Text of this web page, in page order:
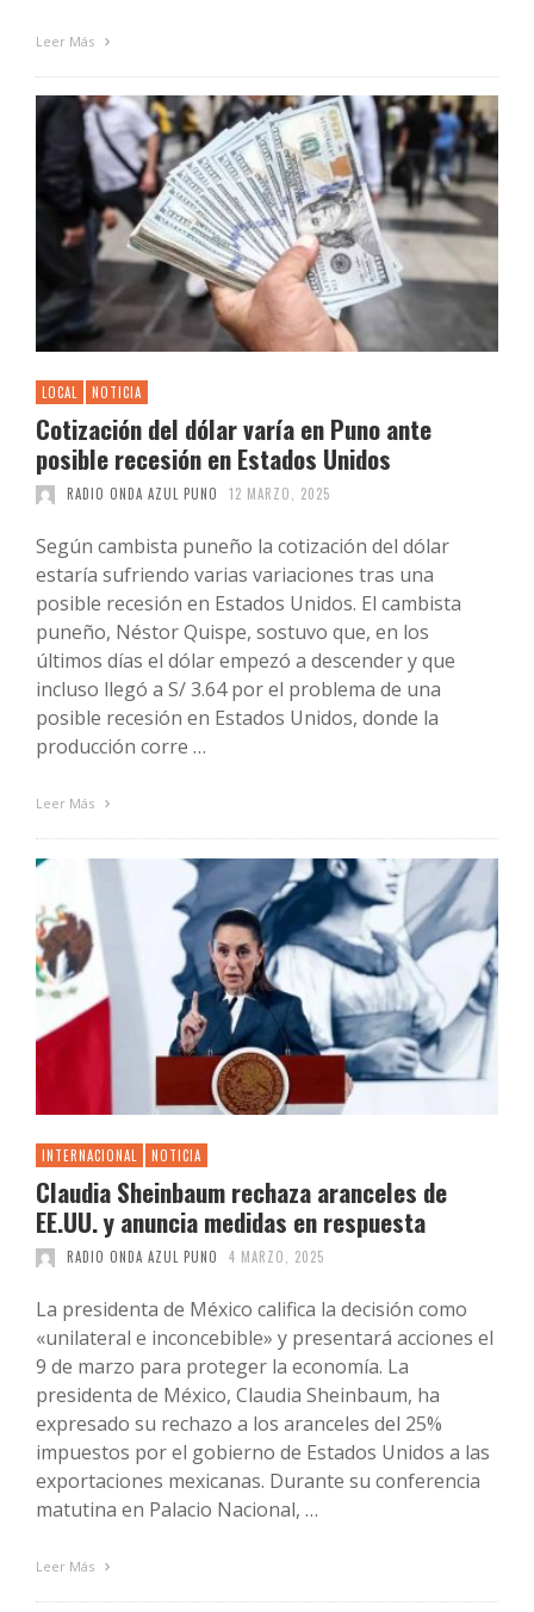
Leer Más
LOCAL NOTICIA
Cotización del dólar varía en Puno ante
posible recesión en Estados Unidos
RADIO ONDA AZUL PUNO 12 MARZO, 2025
Según cambista puneño la cotización del dólar
estaría sufriendo varias variaciones tras una
posible recesión en Estados Unidos. El cambista
puneño, Néstor Quispe, sostuvo que, en los
últimos días el dólar empezó a descender y que
incluso llegó a S/ 3.64 por el problema de una
posible recesión en Estados Unidos, donde la
producción corre …
Leer Más
INTERNACIONAL NOTICIA
Claudia Sheinbaum rechaza aranceles de
EE.UU. y anuncia medidas en respuesta
RADIO ONDA AZUL PUNO 4 MARZO, 2025
La presidenta de México califica la decisión como
«unilateral e inconcebible» y presentará acciones el
9 de marzo para proteger la economía. La
presidenta de México, Claudia Sheinbaum, ha
expresado su rechazo a los aranceles del 25%
impuestos por el gobierno de Estados Unidos a las
exportaciones mexicanas. Durante su conferencia
matutina en Palacio Nacional, …
Leer Más